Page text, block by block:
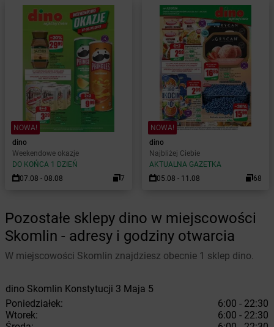
NOWA!
dino
Weekendowe okazje
DO KOŃCA 1 DZIEŃ
07.08 - 08.08
7
NOWA!
dino
Najbliżej Ciebie
AKTUALNA GAZETKA
05.08 - 11.08
68
Pozostałe sklepy dino w miejscowości
Skomlin - adresy i godziny otwarcia
W miejscowości Skomlin znajdziesz obecnie 1 sklep dino.
dino Skomlin Konstytucji 3 Maja 5
Poniedziałek:
6:00 - 22:30
Wtorek:
6:00 - 22:30